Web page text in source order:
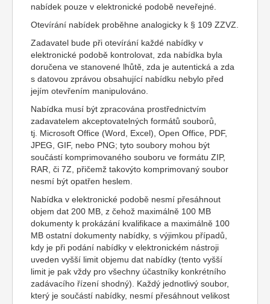
nabídek pouze v elektronické podobě neveřejné.
Otevírání nabídek proběhne analogicky k § 109 ZZVZ.
Zadavatel bude při otevírání každé nabídky v
elektronické podobě kontrolovat, zda nabídka byla
doručena ve stanovené lhůtě, zda je autentická a zda
s datovou zprávou obsahující nabídku nebylo před
jejím otevřením manipulováno.
Nabídka musí být zpracována prostřednictvím
zadavatelem akceptovatelných formátů souborů,
tj. Microsoft Office (Word, Excel), Open Office, PDF,
JPEG, GIF, nebo PNG; tyto soubory mohou být
součástí komprimovaného souboru ve formátu ZIP,
RAR, či 7Z, přičemž takovýto komprimovaný soubor
nesmí být opatřen heslem.
Nabídka v elektronické podobě nesmí přesáhnout
objem dat 200 MB, z čehož maximálně 100 MB
dokumenty k prokázání kvalifikace a maximálně 100
MB ostatní dokumenty nabídky, s výjimkou případů,
kdy je při podání nabídky v elektronickém nástroji
uveden vyšší limit objemu dat nabídky (tento vyšší
limit je pak vždy pro všechny účastníky konkrétního
zadávacího řízení shodný). Každý jednotlivý soubor,
který je součástí nabídky, nesmí přesáhnout velikost